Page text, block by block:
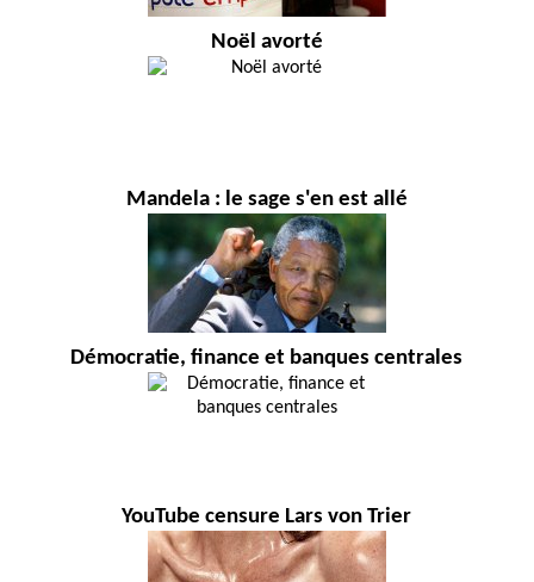
Noël avorté
Mandela : le sage s'en est allé
Démocratie, finance et banques centrales
YouTube censure Lars von Trier